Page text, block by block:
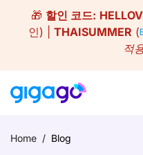
content
🎁 할인 코드:
인) | THAISUMMER (
적
Home / Blog